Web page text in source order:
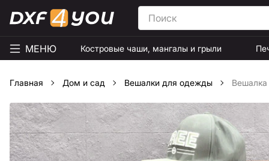
МЕНЮ Костровые чаши, мангалы и грыли
Главная Дом и сад Вешалки для одежды Вешалка